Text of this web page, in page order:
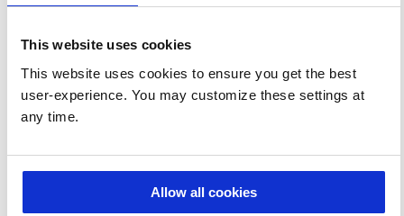
This website uses cookies
This website uses cookies to ensure you get the best
user-experience. You may customize these settings at
any time.
Allow all cookies
goedkeuringsprocessen, formulierinzendingen en
factureringsproces te automatiseren en om gegevens
te verzamelen en te consolideren van verschillende
bronnen;
marketingprocessen te automatiseren, waaronder e-
mailmarketing en sociale media-campagnes;
goedkeuringsproces voor verlofaanvragen en het
onboarden van nieuwe medewerkers;
incident managementproces te automatiseren,